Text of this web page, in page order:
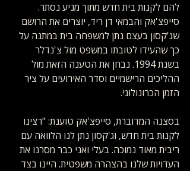
להם לקנות בית חדש מתוך מניע נסתר.
סייפצ'אק והבמאי דן ריד, יוצרים את הרושם
שג'קסון בעצם נתן למשפחה בית במתנה על
כך שהעידו לטובתו במשפט מול צ'נדלר
בשנת 1994. נבחן את הטענה הזאת מול
ההליכים הרישמיים וסדר האירועים על ציר
הזמן הכרונולוגי.
בסצנה המדוברת, סייפצ'אק טוענת: "רצינו
לקנות בית חדש, וג'קסון נתן לנו הלוואה עם
ריבית מאוד נמוכה. בעלי ואני כבר מסרנו את
העדויות שלנו בהצהרה משפטית. היינו בצד